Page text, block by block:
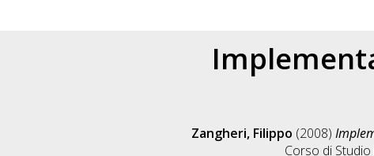
Zangheri, Filippo (2008)
Corso di Studio